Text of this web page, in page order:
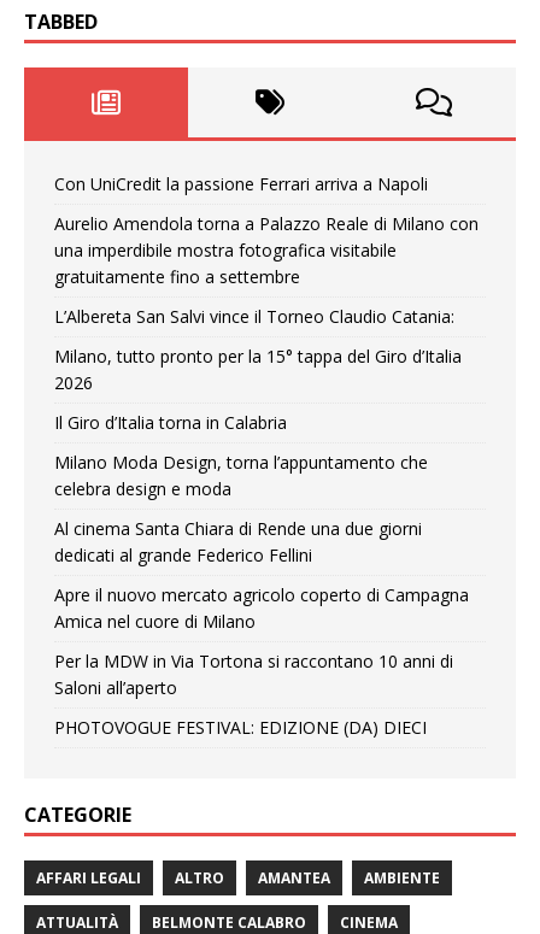
TABBED
Con UniCredit la passione Ferrari arriva a Napoli
Aurelio Amendola torna a Palazzo Reale di Milano con
una imperdibile mostra fotografica visitabile
gratuitamente fino a settembre
L’Albereta San Salvi vince il Torneo Claudio Catania:
Milano, tutto pronto per la 15° tappa del Giro d’Italia
2026
Il Giro d’Italia torna in Calabria
Milano Moda Design, torna l’appuntamento che
celebra design e moda
Al cinema Santa Chiara di Rende una due giorni
dedicati al grande Federico Fellini
Apre il nuovo mercato agricolo coperto di Campagna
Amica nel cuore di Milano
Per la MDW in Via Tortona si raccontano 10 anni di
Saloni all’aperto
PHOTOVOGUE FESTIVAL: EDIZIONE (DA) DIECI
CATEGORIE
AFFARI LEGALI ALTRO AMANTEA AMBIENTE
ATTUALITÀ BELMONTE CALABRO CINEMA